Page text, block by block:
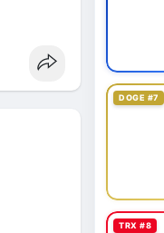
DOGE #7
TRX #8